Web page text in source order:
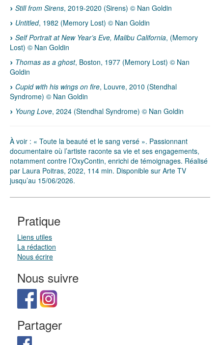
Still from Sirens, 2019-2020 (Sirens) © Nan Goldin
Untitled, 1982 (Memory Lost) © Nan Goldin
Self Portrait at New Year’s Eve, Malibu California, (Memory
Lost) © Nan Goldin
Thomas as a ghost, Boston, 1977 (Memory Lost) © Nan
Goldin
Cupid with his wings on fire, Louvre, 2010 (Stendhal
Syndrome) © Nan Goldin
Young Love, 2024 (Stendhal Syndrome) © Nan Goldin
À voir : « Toute la beauté et le sang versé ». Passionnant
documentaire où l’artiste raconte sa vie et ses engagements,
notamment contre l’OxyContin, enrichi de témoignages. Réalisé
par Laura Poitras, 2022, 114 min. Disponible sur Arte TV
jusqu’au 15/06/2026.
Pratique
Liens utiles
La rédaction
Nous écrire
Nous suivre
Partager